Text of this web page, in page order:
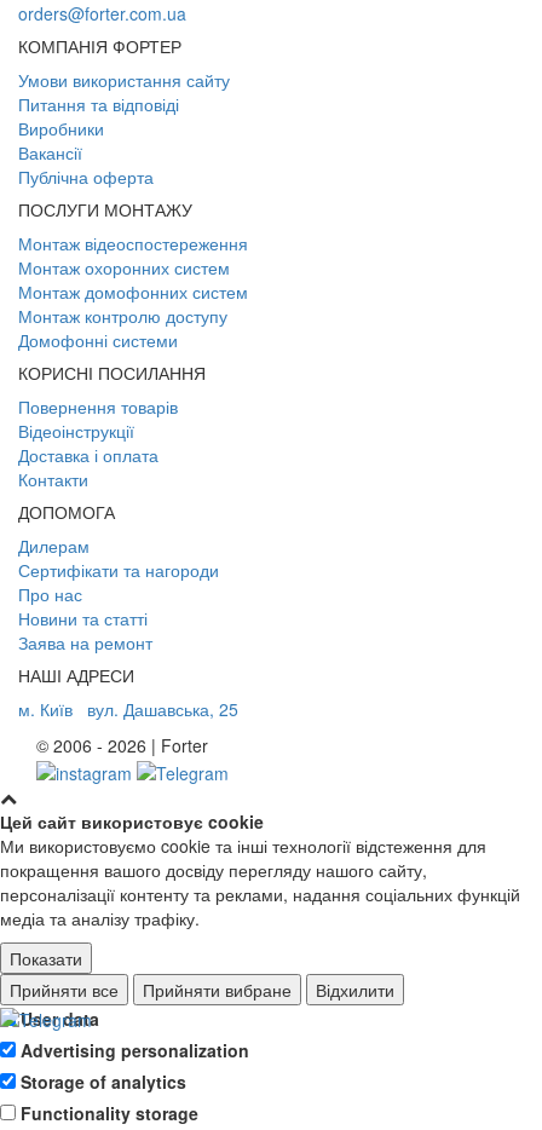
orders@forter.com.ua
КОМПАНІЯ ФОРТЕР
Умови використання сайту
Питання та відповіді
Виробники
Вакансії
Публічна оферта
ПОСЛУГИ МОНТАЖУ
Монтаж відеоспостереження
Монтаж охоронних систем
Монтаж домофонних систем
Монтаж контролю доступу
Домофонні системи
КОРИСНІ ПОСИЛАННЯ
Повернення товарів
Відеоінструкції
Доставка і оплата
Контакти
ДОПОМОГА
Дилерам
Сертифікати та нагороди
Про нас
Новини та статті
Заява на ремонт
НАШІ АДРЕСИ
м. Київ
вул. Дашавська, 25
© 2006 - 2026 | Forter
Цей сайт використовує cookie
Ми використовуємо cookie та інші технології відстеження для
покращення вашого досвіду перегляду нашого сайту,
персоналізації контенту та реклами, надання соціальних функцій
медіа та аналізу трафіку.
Показати
Ad storage
User data
Advertising personalization
Storage of analytics
Functionality storage
Прийняти все Прийняти вибране Відхилити